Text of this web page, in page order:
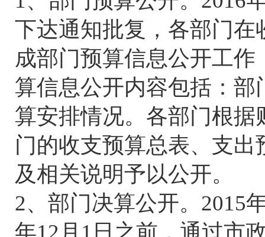
下达通知批复，各部门
成部门预算信息公开工作
算信息公开内容包括：部
算安排情况。各部门根据
门的收支预算总表、支出
及相关说明予以公开。
2、部门决算公开。2015
年12月1日之前，通过市